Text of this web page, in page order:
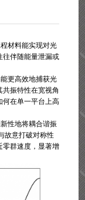
材料能实现对光
伴随能量泄漏或
更高效地捕获光
振特性在宽视角
何在单一平台上高
性地将耦合谐振
故意打破对称性
零群速度，显著增